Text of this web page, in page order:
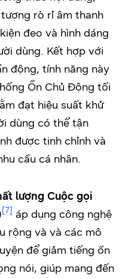
rò rỉ âm thanh
đeo và hình dáng
dùng. Kết hợp với
động, tính năng này
Ồn Chủ Động tối
đạt hiệu suất khử
dùng có thể tận
được tinh chỉnh và
cầu cá nhân.
lượng Cuộc gọi
[7] áp dụng công nghệ
rộng và và các mô
để giảm tiếng ồn
nói, giúp mang đến